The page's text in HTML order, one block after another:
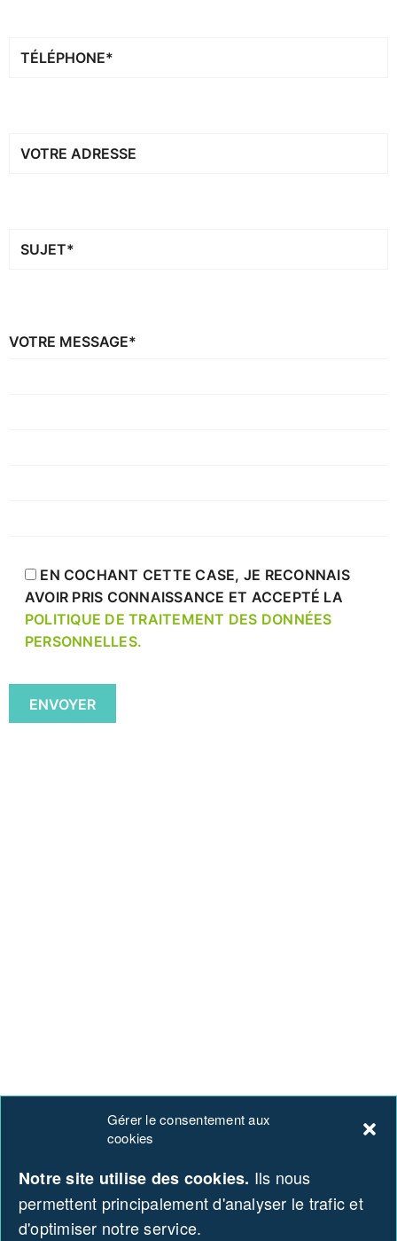
Gérer le consentement aux
cookies
Notre site utilise des cookies. Ils nous
permettent principalement d'analyser le trafic et
d'optimiser notre service.
EN COCHANT CETTE CASE, JE RECONNAIS
AVOIR PRIS CONNAISSANCE ET ACCEPTÉ LA
POLITIQUE DE TRAITEMENT DES DONNÉES
PERSONNELLES.